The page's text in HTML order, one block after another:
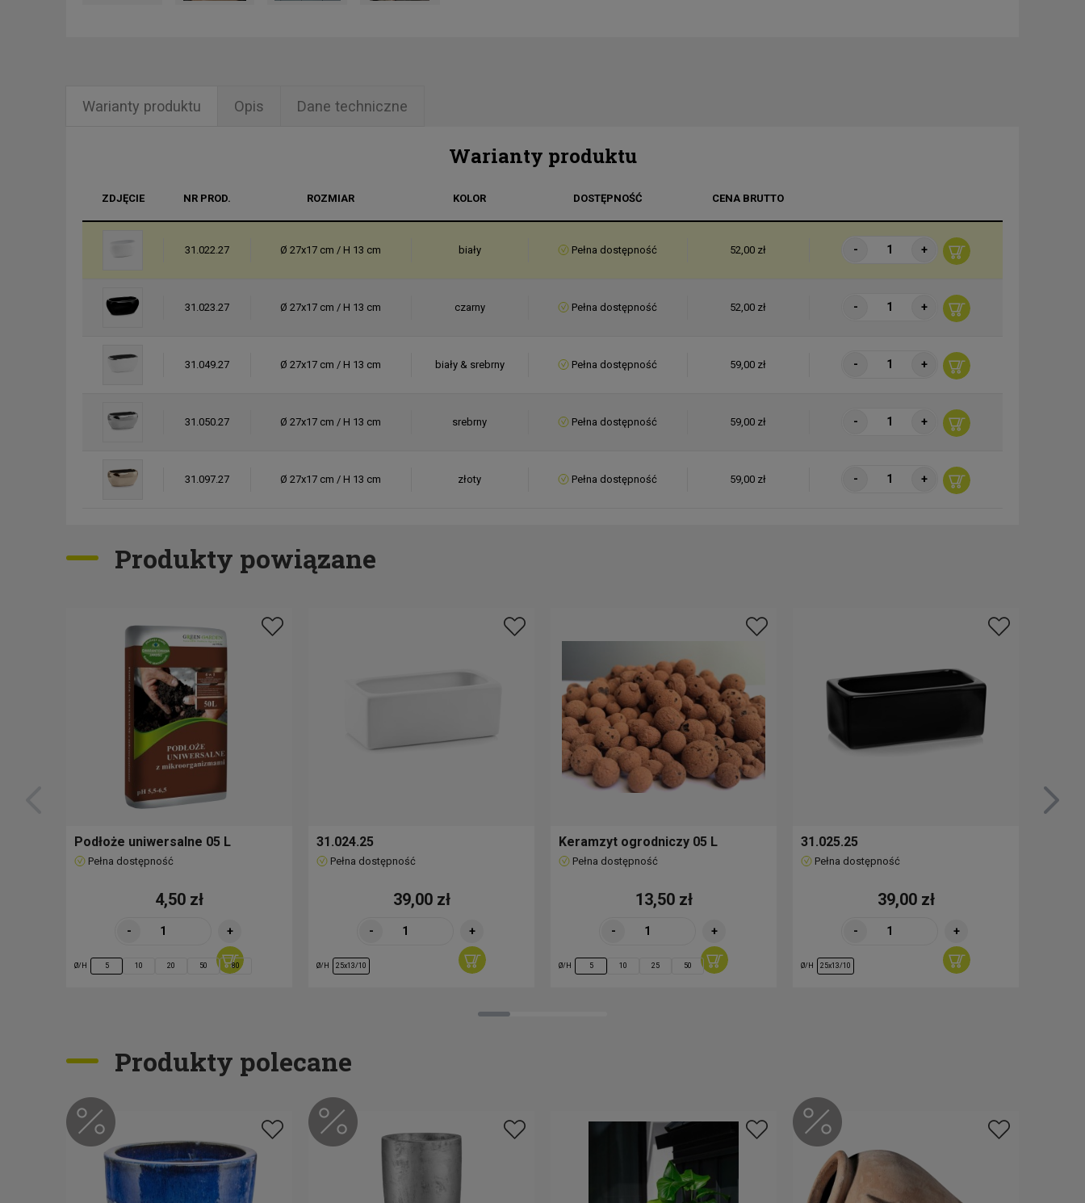
Warianty produktu Opis Dane techniczne
Warianty produktu
ZDJĘCIE NR PROD. ROZMIAR KOLOR DOSTĘPNOŚĆ CENA BRUTTO
31.022.27 Ø 27x17 cm / H 13 cm biały Pełna dostępność 52,00 zł +
-
31.023.27 Ø 27x17 cm / H 13 cm czarny Pełna dostępność 52,00 zł +
-
31.049.27 Ø 27x17 cm / H 13 cm biały & srebrny Pełna dostępność 59,00 zł +
-
31.050.27 Ø 27x17 cm / H 13 cm srebrny Pełna dostępność 59,00 zł +
-
31.097.27 Ø 27x17 cm / H 13 cm złoty Pełna dostępność 59,00 zł +
-
Produkty powiązane
Podłoże uniwersalne 05 L
Pełna dostępność
4,50 zł
- +
Ø/H 5 10 20 50 80
31.024.25
Pełna dostępność
39,00 zł
- +
Ø/H 25x13/10
Keramzyt ogrodniczy 05 L
Pełna dostępność
13,50 zł
- +
Ø/H 5 10 25 50
31.025.25
Pełna dostępność
39,00 zł
- +
Ø/H 25x13/10
Produkty polecane